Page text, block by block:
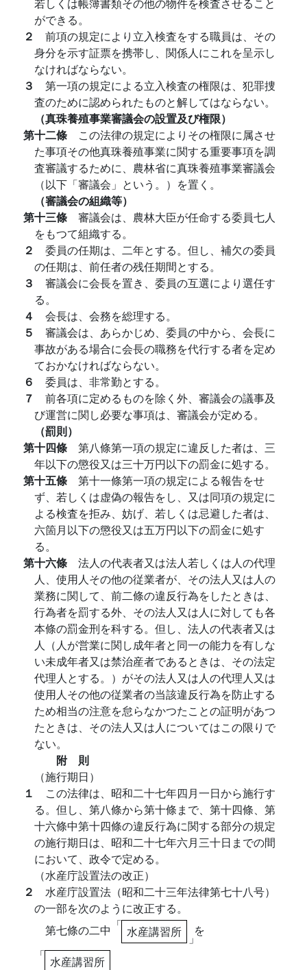
ができる。
２ 前項の規定により立入検査をする職員は、その
身分を示す証票を携帯し、関係人にこれを呈示し
なければならない。
３ 第一項の規定による立入検査の権限は、犯罪捜
査のために認められたものと解してはならない。
（真珠養殖事業審議会の設置及び権限）
第十二條 この法律の規定によりその権限に属させ
た事項その他真珠養殖事業に関する重要事項を調
査審議するために、農林省に真珠養殖事業審議会
（以下「審議会」という。）を置く。
（審議会の組織等）
第十三條 審議会は、農林大臣が任命する委員七人
をもつて組織する。
２ 委員の任期は、二年とする。但し、補欠の委員
の任期は、前任者の残任期間とする。
３ 審議会に会長を置き、委員の互選により選任す
る。
４ 会長は、会務を総理する。
５ 審議会は、あらかじめ、委員の中から、会長に
事故がある場合に会長の職務を代行する者を定め
ておかなければならない。
６ 委員は、非常勤とする。
７ 前各項に定めるものを除く外、審議会の議事及
び運営に関し必要な事項は、審議会が定める。
（罰則）
第十四條 第八條第一項の規定に違反した者は、三
年以下の懲役又は三十万円以下の罰金に処する。
第十五條 第十一條第一項の規定による報告をせ
ず、若しくは虚偽の報告をし、又は同項の規定に
よる検査を拒み、妨げ、若しくは忌避した者は、
六箇月以下の懲役又は五万円以下の罰金に処す
る。
第十六條 法人の代表者又は法人若しくは人の代理
人、使用人その他の従業者が、その法人又は人の
業務に関して、前二條の違反行為をしたときは、
行為者を罰する外、その法人又は人に対しても各
本條の罰金刑を科する。但し、法人の代表者又は
人（人が営業に関し成年者と同一の能力を有しな
い未成年者又は禁治産者であるときは、その法定
代理人とする。）がその法人又は人の代理人又は
使用人その他の従業者の当該違反行為を防止する
ため相当の注意を怠らなかつたことの証明があつ
たときは、その法人又は人についてはこの限りで
ない。
附 則
（施行期日）
１ この法律は、昭和二十七年四月一日から施行す
る。但し、第八條から第十條まで、第十四條、第
十六條中第十四條の違反行為に関する部分の規定
の施行期日は、昭和二十七年六月三十日までの間
において、政令で定める。
（水産庁設置法の改正）
２ 水産庁設置法（昭和二十三年法律第七十八号）
の一部を次のように改正する。
第七條の二中 「 水産講習所 」
を
「 水産講習所